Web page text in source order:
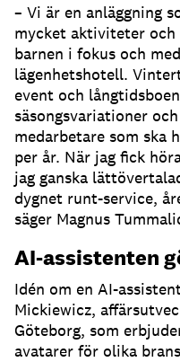
– Vi är en anläggning
mycket aktiviteter och
barnen i fokus och
lägenhetshotell.
event och
säsongsvariationer
medarbetare som ska
per år. När jag fick
jag ganska
dygnet runt-service,
säger Magnus
AI-assistenten
Idén om en AI-
Mickiewicz,
Göteborg, som
avatarer för olika